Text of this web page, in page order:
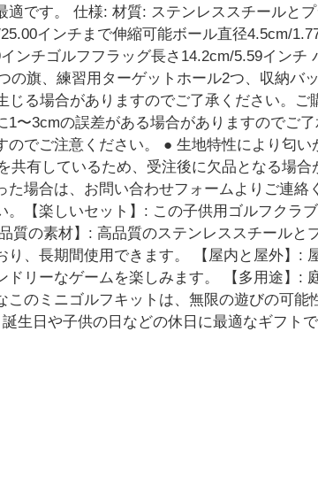
適です。 仕様: 材質: ステンレススチールと
インチまで伸縮可能ボール直径4.5cm/
ンチゴルフフラッグ長さ14.2cm/5.59インチ
の旗、練習用ターゲットホール2つ、収納バ
る場合がありますのでご了承ください。
〜3cmの誤差がある場合がありますのでご了
でご注意ください。 ● 生地特性により匂
共有しているため、受注後に欠品となる場
場合は、お問い合わせフォームよりご連絡
【楽しいセット】: この子供用ゴルフクラ
質の素材】: 高品質のステンレススチールと
、長期間使用できます。 【屋内と屋外】:
リーなゲームを楽しみます。 【多用途】:
のミニゴルフキットは、無限の遊びの可能
生日や子供の日などの休日に最適なギフト